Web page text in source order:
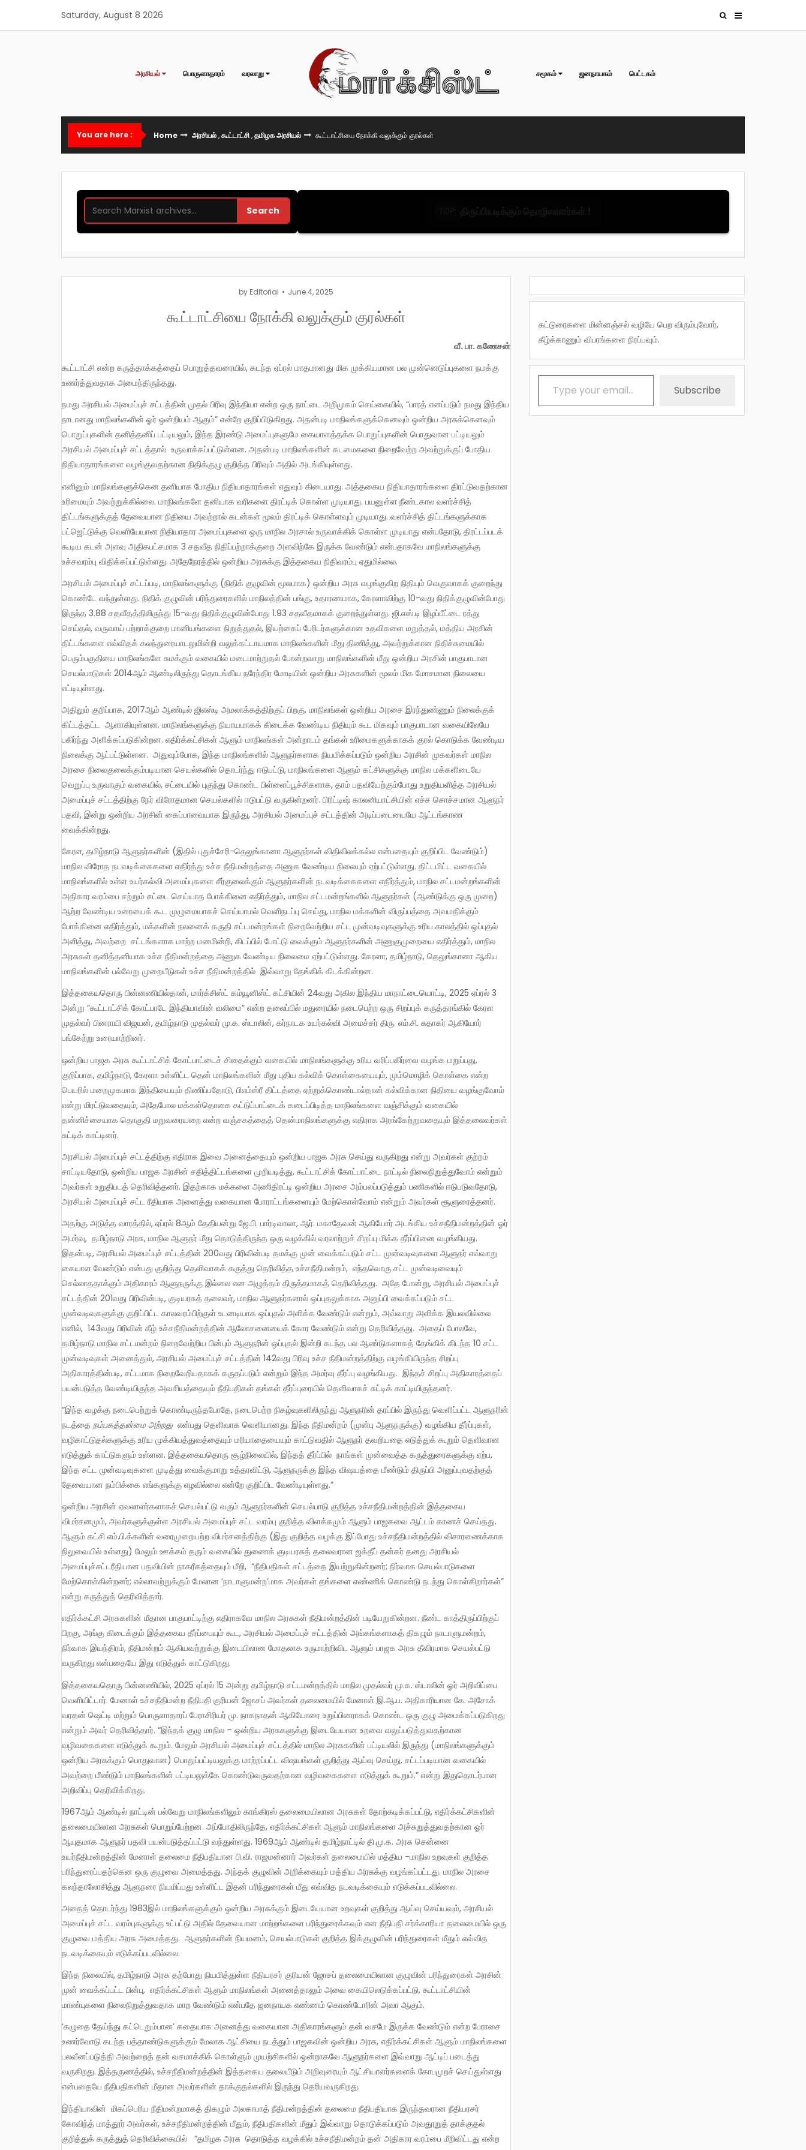
content
Saturday, August 8 2026
அரசியல் பொருளாதாரம் வரலாறு சமூகம் ஜனநாயகம் பெட்டகம்
You are here : Home அரசியல்,கூட்டாட்சி,தமிழக அரசியல் கூட்டாட்சியை நோக்கி வலுக்கும் குரல்கள்
Search
by Editorial June 4, 2025
கூட்டாட்சியை நோக்கி வலுக்கும் குரல்கள்
வீ. பா. கணேசன்
கூட்டாட்சி என்ற கருத்தாக்கத்தைப் பொறுத்தவரையில், கடந்த ஏப்ரல் மாதமானது மிக முக்கியமான பல முன்னெடுப்புகளை நமக்கு
உணர்த்துவதாக அமைந்திருந்தது.
நமது அரசியல் அமைப்புச் சட்டத்தின் முதல் பிரிவு இந்தியா என்ற ஒரு நாட்டை அறிமுகம் செய்கையில், “பாரத் எனப்படும் நமது இந்திய
நாடானது மாநிலங்களின் ஓர் ஒன்றியம் ஆகும்” என்றே குறிப்பிடுகிறது. அதன்படி மாநிலங்களுக்கெனவும் ஒன்றிய அரசுக்கெனவும்
பொறுப்புகளின் தனித்தனிப் பட்டியலும், இந்த இரண்டு அமைப்புகளுமே கையாளத்தக்க பொறுப்புகளின் பொதுவான பட்டியலும்
அரசியல் அமைப்புச் சட்டத்தால் உருவாக்கப்பட்டுள்ளன. அதன்படி மாநிலங்களின் கடமைகளை நிறைவேற்ற அவற்றுக்குப் போதிய
நிதியாதாரங்களை வழங்குவதற்கான நிதிக்குழு குறித்த பிரிவும் அதில் அடங்கியுள்ளது.
எனினும் மாநிலங்களுக்கென தனியாக போதிய நிதியாதாரங்கள் எதுவும் கிடையாது. அத்தகைய நிதியாதாரங்களை திரட்டுவதற்கான
உரிமையும் அவற்றுக்கில்லை. மாநிலங்களே தனியாக வரிகளை திரட்டிக் கொள்ள முடியாது. பயனுள்ள நீண்டகால வளர்ச்சித்
திட்டங்களுக்குத் தேவையான நிதியை அவற்றால் கடன்கள் மூலம் திரட்டிக் கொள்ளவும் முடியாது. வளர்ச்சித் திட்டங்களுக்காக
பட்ஜெட்டுக்கு வெளியேயான நிதியாதார அமைப்புகளை ஒரு மாநில அரசால் உருவாக்கிக் கொள்ள முடியாது என்பதோடு, திரட்டப்படக்
கூடிய கடன் அளவு அதிகபட்சமாக 3 சதவீத நிதிப்பற்றாக்குறை அளவிற்கே இருக்க வேண்டும் என்பதாகவே மாநிலங்களுக்கு
உச்சவரம்பு விதிக்கப்பட்டுள்ளது. அதேநேரத்தில் ஒன்றிய அரசுக்கு இத்தகைய நிதிவரம்பு ஏதுமில்லை.
அரசியல் அமைப்புச் சட்டப்படி, மாநிலங்களுக்கு (நிதிக் குழுவின் மூலமாக) ஒன்றிய அரசு வழங்குகிற நிதியும் வெகுவாகக் குறைந்து
கொண்டே வந்துள்ளது. நிதிக் குழுவின் பரிந்துரைகளில் மாநிலத்தின் பங்கு, உதாரணமாக, கேரளாவிற்கு 10-வது நிதிக்குழுவின்போது
இருந்த 3.88 சதவீதத்திலிருந்து 15-வது நிதிக்குழுவின்போது 1.93 சதவீதமாகக் குறைந்துள்ளது. ஜி.எஸ்.டி இழப்பீட்டை ரத்து
செய்தல், வருவாய் பற்றாக்குறை மானியங்களை நிறுத்துதல், இயற்கைப் பேரிடர்களுக்கான உதவிகளை மறுத்தல், மத்திய அரசின்
திட்டங்களை எவ்விதக் கலந்துரையாடலுமின்றி வலுக்கட்டாயமாக மாநிலங்களின் மீது திணித்து, அவற்றுக்கான நிதிச்சுமையில்
பெரும்பகுதியை மாநிலங்களே சுமக்கும் வகையில் மடைமாற்றுதல் போன்றவாறு மாநிலங்களின் மீது ஒன்றிய அரசின் பாகுபாடான
செயல்பாடுகள் 2014ஆம் ஆண்டிலிருந்து தொடங்கிய நரேந்திர மோடியின் ஒன்றிய அரசுகளின் மூலம் மிக மோசமான நிலையை
எட்டியுள்ளது.
அதிலும் குறிப்பாக, 2017ஆம் ஆண்டில் ஜிஎஸ்டி அமலாக்கத்திற்குப் பிறகு, மாநிலங்கள் ஒன்றிய அரசை இரந்துண்ணும் நிலைக்குக்
கிட்டத்தட்ட ஆளாகியுள்ளன. மாநிலங்களுக்கு நியாயமாகக் கிடைக்க வேண்டிய நிதியும் கூட மிகவும் பாகுபாடான வகையிலேயே
பகிர்ந்து அளிக்கப்படுகின்றன. எதிர்க்கட்சிகள் ஆளும் மாநிலங்கள் அன்றாடம் தங்கள் உரிமைகளுக்காகக் குரல் கொடுக்க வேண்டிய
நிலைக்கு ஆட்பட்டுள்ளன. அதுவும்போக, இந்த மாநிலங்களில் ஆளுநர்களாக நியமிக்கப்படும் ஒன்றிய அரசின் முகவர்கள் மாநில
அரசை நிலைகுலைக்கும்படியான செயல்களில் தொடர்ந்து ஈடுபட்டு, மாநிலங்களை ஆளும் கட்சிகளுக்கு மாநில மக்களிடையே
வெறுப்பு உருவாகும் வகையில், சட்டையில் புகுந்து கொண்ட பிள்ளைப்பூச்சிகளாக, தாம் பதவியேற்கும்போது உறுதியளித்த அரசியல்
அமைப்புச் சட்டத்திற்கு நேர் விரோதமான செயல்களில் ஈடுபட்டு வருகின்றனர். பிரிட்டிஷ் காலனியாட்சியின் எச்ச சொச்சமான ஆளுநர்
பதவி, இன்று ஒன்றிய அரசின் கைப்பாவையாக இருந்து, அரசியல் அமைப்புச் சட்டத்தின் அடிப்படையையே ஆட்டங்காண
வைக்கின்றது.
கேரள, தமிழ்நாடு ஆளுநர்களின் (இதில் புதுச்சேரி-தெலுங்கானா ஆளுநர்கள் விதிவிலக்கல்ல என்பதையும் குறிப்பிட வேண்டும்)
மாநில விரோத நடவடிக்கைகளை எதிர்த்து உச்ச நீதிமன்றத்தை அணுக வேண்டிய நிலையும் ஏற்பட்டுள்ளது. திட்டமிட்ட வகையில்
மாநிலங்களில் உள்ள உயர்கல்வி அமைப்புகளை சீர்குலைக்கும் ஆளுநர்களின் நடவடிக்கைகளை எதிர்த்தும், மாநில சட்டமன்றங்களின்
அதிகார வரம்பை சற்றும் சட்டை செய்யாத போக்கினை எதிர்த்தும், மாநில சட்டமன்றங்களில் ஆளுநர்கள் (ஆண்டுக்கு ஒரு முறை)
ஆற்ற வேண்டிய உரையைக் கூட முழுமையாகச் செய்யாமல் வெளிநடப்பு செய்து, மாநில மக்களின் விருப்பத்தை அவமதிக்கும்
போக்கினை எதிர்த்தும், மக்களின் நலனைக் கருதி சட்டமன்றங்கள் நிறைவேற்றிய சட்ட முன்வடிவுகளுக்கு உரிய காலத்தில் ஒப்புதல்
அளித்து, அவற்றை சட்டங்களாக மாற்ற மனமின்றி, கிடப்பில் போட்டு வைக்கும் ஆளுநர்களின் அணுகுமுறையை எதிர்த்தும், மாநில
அரசுகள் தனித்தனியாக உச்ச நீதிமன்றத்தை அணுக வேண்டிய நிலைமை ஏற்பட்டுள்ளது. கேரளா, தமிழ்நாடு, தெலுங்கானா ஆகிய
மாநிலங்களின் பல்வேறு முறையீடுகள் உச்ச நீதிமன்றத்தில் இவ்வாறு தேங்கிக் கிடக்கின்றன.
இத்தகையதொரு பின்னணியில்தான், மார்க்சிஸ்ட் கம்யூனிஸ்ட் கட்சியின் 24வது அகில இந்திய மாநாட்டையொட்டி, 2025 ஏப்ரல் 3
அன்று “கூட்டாட்சிக் கோட்பாடே இந்தியாவின் வலிமை” என்ற தலைப்பில் மதுரையில் நடைபெற்ற ஒரு சிறப்புக் கருத்தரங்கில் கேரள
முதல்வர் பினராயி விஜயன், தமிழ்நாடு முதல்வர் மு.க. ஸ்டாலின், கர்நாடக உயர்கல்வி அமைச்சர் திரு. எம்.சி. சுதாகர் ஆகியோர்
பங்கேற்று உரையாற்றினர்.
ஒன்றிய பாஜக அரசு கூட்டாட்சிக் கோட்பாட்டைச் சிதைக்கும் வகையில் மாநிலங்களுக்கு உரிய வரிப்பகிர்வை வழங்க மறுப்பது,
குறிப்பாக, தமிழ்நாடு, கேரளா உள்ளிட்ட தென் மாநிலங்களின் மீது புதிய கல்விக் கொள்கையையும், மும்மொழிக் கொள்கை என்ற
பெயரில் மறைமுகமாக இந்தியையும் திணிப்பதோடு, பிஎம்ஸ்ரீ திட்டத்தை ஏற்றுக்கொண்டால்தான் கல்விக்கான நிதியை வழங்குவோம்
என்று மிரட்டுவதையும், அதேபோல மக்கள்தொகை கட்டுப்பாட்டைக் கடைப்பிடித்த மாநிலங்களை வஞ்சிக்கும் வகையில்
தன்னிச்சையாக தொகுதி மறுவரையறை என்ற வஞ்சகத்தைத் தென்மாநிலங்களுக்கு எதிராக அரங்கேற்றுவதையும் இத்தலைவர்கள்
சுட்டிக் காட்டினர்.
அரசியல் அமைப்புச் சட்டத்திற்கு எதிராக இவை அனைத்தையும் ஒன்றிய பாஜக அரசு செய்து வருகிறது என்று அவர்கள் குற்றம்
சாட்டியதோடு, ஒன்றிய பாஜக அரசின் சதித்திட்டங்களை முறியடித்து, கூட்டாட்சிக் கோட்பாட்டை நாட்டில் நிலைநிறுத்துவோம் என்றும்
அவர்கள் உறுதிபடத் தெரிவித்தனர். இதற்காக மக்களை அணிதிரட்டி ஒன்றிய அரசை அம்பலப்படுத்தும் பணிகளில் ஈடுபடுவதோடு,
அரசியல் அமைப்புச் சட்ட ரீதியாக அனைத்து வகையான போராட்டங்களையும் மேற்கொள்வோம் என்றும் அவர்கள் சூளுரைத்தனர்.
அதற்கு அடுத்த வாரத்தில், ஏப்ரல் 8ஆம் தேதியன்று ஜே.பி. பார்டிவாலா, ஆர். மகாதேவன் ஆகியோர் அடங்கிய உச்சநீதிமன்றத்தின் ஓர்
அமர்வு, தமிழ்நாடு அரசு, மாநில ஆளுநர் மீது தொடுத்திருந்த ஒரு வழக்கில் வரலாற்றுச் சிறப்பு மிக்க தீர்ப்பினை வழங்கியது.
இதன்படி, அரசியல் அமைப்புச் சட்டத்தின் 200வது பிரிவின்படி தமக்கு முன் வைக்கப்படும் சட்ட முன்வடிவுகளை ஆளுநர் எவ்வாறு
கையாள வேண்டும் என்பது குறித்து தெளிவாகக் கருத்து தெரிவித்த உச்சநீதிமன்றம், எந்தவொரு சட்ட முன்வடிவையும்
செல்லாததாக்கும் அதிகாரம் ஆளுநருக்கு இல்லை என அழுத்தம் திருத்தமாகத் தெரிவித்தது. அதே போன்று, அரசியல் அமைப்புச்
சட்டத்தின் 201வது பிரிவின்படி, குடியரசுத் தலைவர், மாநில ஆளுநர்களால் ஒப்புதலுக்காக அனுப்பி வைக்கப்படும் சட்ட
முன்வடிவுகளுக்கு குறிப்பிட்ட காலவரம்பிற்குள் உடனடியாக ஒப்புதல் அளிக்க வேண்டும் என்றும், அவ்வாறு அளிக்க இயலவில்லை
எனில், 143வது பிரிவின் கீழ் உச்சநீதிமன்றத்தின் ஆலோசனையைக் கோர வேண்டும் என்று தெரிவித்தது. அதைப் போலவே,
தமிழ்நாடு மாநில சட்டமன்றம் நிறைவேற்றிய பின்பும் ஆளுநரின் ஒப்புதல் இன்றி கடந்த பல ஆண்டுகளாகத் தேங்கிக் கிடந்த 10 சட்ட
முன்வடிவுகள் அனைத்தும், அரசியல் அமைப்புச் சட்டத்தின் 142வது பிரிவு உச்ச நீதிமன்றத்திற்கு வழங்கியிருந்த சிறப்பு
அதிகாரத்தின்படி, சட்டமாக நிறைவேறியதாகக் கருதப்படும் என்றும் இந்த அமர்வு தீர்ப்பு வழங்கியது. இந்தச் சிறப்பு அதிகாரத்தைப்
பயன்படுத்த வேண்டியிருந்த அவசியத்தையும் நீதிபதிகள் தங்கள் தீர்ப்புரையில் தெளிவாகச் சுட்டிக் காட்டியிருந்தனர்.
“இந்த வழக்கு நடைபெற்றுக் கொண்டிருந்தபோதே, நடைபெற்ற நிகழ்வுகளிலிருந்து ஆளுநரின் தரப்பில் இருந்து வெளிப்பட்ட ஆளுநரின்
நடத்தை நம்பகத்தன்மை அற்றதுஎன்பது தெளிவாக வெளியானது. இந்த நீதிமன்றம் (முன்பு ஆளுநருக்கு) வழங்கிய தீர்ப்புகள்,
வழிகாட்டுதல்களுக்கு உரிய முக்கியத்துவத்தையும் மரியாதையையும் காட்டுவதில் ஆளுநர் தவறியதை எடுத்துக் கூறும் தெளிவான
எடுத்துக் காட்டுகளும் உள்ளன. இத்தகையதொரு சூழ்நிலையில், இந்தத் தீர்ப்பில் நாங்கள் முன்வைத்த கருத்துரைகளுக்கு ஏற்ப,
இந்த சட்ட முன்வடிவுகளை முடித்து வைக்குமாறு உத்தரவிட்டு, ஆளுநருக்கு இந்த விஷயத்தை மீண்டும் திருப்பி அனுப்புவதற்குத்
தேவையான நம்பிக்கை எங்களுக்கு எழவில்லை என்றே குறிப்பிட வேண்டியுள்ளது.”
ஒன்றிய அரசின் ஏவலாளர்களாகச் செயல்பட்டு வரும் ஆளுநர்களின் செயல்பாடு குறித்த உச்சநீதிமன்றத்தின் இத்தகைய
விமர்சனமும், அவர்களுக்குள்ள அரசியல் அமைப்புச் சட்ட வரம்பு குறித்த விளக்கமும் ஆளும் பாஜகவை ஆட்டம் காணச் செய்தது.
ஆளும் கட்சி எம்.பி.க்களின் வரைமுறையற்ற விமர்சனத்திற்கு (இது குறித்த வழக்கு இப்போது உச்சநீதிமன்றத்தில் விசாரணைக்காக
நிலுவையில் உள்ளது) மேலும் ஊக்கம் தரும் வகையில் துணைக் குடியரசுத் தலைவரான ஜக்தீப் தன்கர் தனது அரசியல்
அமைப்புச்சட்டரீதியான பதவியின் நாகரீகத்தையும் மீறி, “நீதிபதிகள் சட்டத்தை இயற்றுகின்றனர்; நிர்வாக செயல்பாடுகளை
மேற்கொள்கின்றனர்; எல்லாவற்றுக்கும் மேலான ‘நாடாளுமன்ற’மாக அவர்கள் தங்களை எண்ணிக் கொண்டு நடந்து கொள்கிறார்கள்”
என்று கருத்துத் தெரிவித்தார்.
எதிர்க்கட்சி அரசுகளின் மீதான பாகுபாட்டிற்கு எதிராகவே மாநில அரசுகள் நீதிமன்றத்தின் படியேறுகின்றன. நீண்ட காத்திருப்பிற்குப்
பிறகு, அங்கு கிடைக்கும் இத்தகைய தீர்ப்பையும் கூட, அரசியல் அமைப்புச் சட்டத்தின் அங்கங்களாகத் திகழும் நாடாளுமன்றம்,
நிர்வாக இயந்திரம், நீதிமன்றம் ஆகியவற்றுக்கு இடையிலான மோதலாக உருமாற்றிவிட ஆளும் பாஜக அரசு தீவிரமாக செயல்பட்டு
வருகிறது என்பதையே இது எடுத்துக் காட்டுகிறது.
இத்தகையதொரு பின்னணியில், 2025 ஏப்ரல் 15 அன்று தமிழ்நாடு சட்டமன்றத்தில் மாநில முதல்வர் மு.க. ஸ்டாலின் ஓர் அறிவிப்பை
வெளியிட்டார். மேனாள் உச்சநீதிமன்ற நீதிபதி குரியன் ஜோசப் அவர்கள் தலைமையில் மேனாள் இ.ஆ.ப. அதிகாரியான கே. அசோக்
வரதன் ஷெட்டி மற்றும் பொருளாதாரப் பேராசிரியர் மு. நாகநாதன் ஆகியோரை உறுப்பினராகக் கொண்ட ஒரு குழு அமைக்கப்படுகிறது
என்றும் அவர் தெரிவித்தார். “இந்தக் குழு மாநில – ஒன்றிய அரசுகளுக்கு இடையேயான உறவை வலுப்படுத்துவதற்கான
வழிவகைகளை எடுத்துக் கூறும். மேலும் அரசியல் அமைப்புச் சட்டத்தில் மாநில அரசுகளின் பட்டியலில் இருந்து (மாநிலங்களுக்கும்
ஒன்றிய அரசுக்கும் பொதுவான) பொதுப்பட்டியலுக்கு மாற்றப்பட்ட விஷயங்கள் குறித்து ஆய்வு செய்து, சட்டப்படியான வகையில்
அவற்றை மீண்டும் மாநிலங்களின் பட்டியலுக்கே கொண்டுவருவதற்கான வழிவகைகளை எடுத்துக் கூறும்.” என்று இதுதொடர்பான
அறிவிப்பு தெரிவிக்கிறது.
1967ஆம் ஆண்டில் நாட்டின் பல்வேறு மாநிலங்களிலும் காங்கிரஸ் தலைமையிலான அரசுகள் தோற்கடிக்கப்பட்டு, எதிர்க்கட்சிகளின்
தலைமையிலான அரசுகள் பொறுப்பேற்றன. அப்போதிலிருந்தே, எதிர்க்கட்சிகள் ஆளும் மாநிலங்களை அச்சுறுத்துவதற்கான ஓர்
ஆயுதமாக ஆளுநர் பதவி பயன்படுத்தப்பட்டு வந்துள்ளது. 1969ஆம் ஆண்டில் தமிழ்நாட்டில் தி.மு.க. அரசு சென்னை
உயர்நீதிமன்றத்தின் மேனாள் தலைமை நீதிபதியான பி.வி. ராஜமன்னார் அவர்கள் தலைமையில் மத்திய -மாநில உறவுகள் குறித்த
பரிந்துரைப்பதற்கென ஒரு குழுவை அமைத்தது. அந்தக் குழுவின் அறிக்கையும் மத்திய அரசுக்கு வழங்கப்பட்டது. மாநில அரசை
கலந்தாலோசித்து ஆளுநரை நியமிப்பது உள்ளிட்ட இதன் பரிந்துரைகள் மீது எவ்வித நடவடிக்கையும் எடுக்கப்படவில்லை.
அதைத் தொடர்ந்து 1983இல் மாநிலங்களுக்கும் ஒன்றிய அரசுக்கும் இடையேயான உறவுகள் குறித்து ஆய்வு செய்யவும், அரசியல்
அமைப்புச் சட்ட வரம்புகளுக்கு உட்பட்டு அதில் தேவையான மாற்றங்களை பரிந்துரைக்கவும் என நீதிபதி சர்க்காரியா தலைமையில் ஒரு
குழுவை மத்திய அரசு அமைத்தது. ஆளுநர்களின் நியமனம், செயல்பாடுகள் குறித்த இக்குழுவின் பரிந்துரைகள் மீதும் எவ்வித
நடவடிக்கையும் எடுக்கப்படவில்லை.
இந்த நிலையில், தமிழ்நாடு அரசு தற்போது நியமித்துள்ள நீதியரசர் குரியன் ஜோசப் தலைமையிலான குழுவின் பரிந்துரைகள் அரசின்
முன் வைக்கப்பட்ட பின்பு, எதிர்க்கட்சிகள் ஆளும் மாநிலங்கள் அனைத்தாலும் அவை கையிலெடுக்கப்பட்டு, கூட்டாட்சியின்
மாண்புகளை நிலைநிறுத்துவதாக மாற வேண்டும் என்பதே ஜனநாயக எண்ணம் கொண்டோரின் அவா ஆகும்.
‘கழுதை தேய்ந்து கட்டெறும்பான’ கதையாக அனைத்து வகையான அதிகாரங்களும் தன் வசமே இருக்க வேண்டும் என்ற பேராசை
உணர்வோடு கடந்த பத்தாண்டுகளுக்கும் மேலாக ஆட்சியை நடத்தும் பாஜகவின் ஒன்றிய அரசு, எதிர்க்கட்சிகள் ஆளும் மாநிலங்களை
பலவீனப்படுத்தி அவற்றைத் தன் வசமாக்கிக் கொள்ளும் முயற்சிகளில் ஒன்றாகவே ஆளுநர்களை இவ்வாறு ஆட்டிப் படைத்து
வருகிறது. இத்தருணத்தில், உச்சநீதிமன்றத்தின் இத்தகைய தலையீடும் அறிவுரையும் ஆட்சியாளர்களைக் கோபமுறச் செய்துள்ளது
என்பதையே நீதிபதிகளின் மீதான அவர்களின் தாக்குதல்களில் இருந்து தெரியவருகிறது.
இந்தியாவின் மிகப்பெரிய நீதிமன்றமாகத் திகழும் அலகாபாத் நீதிமன்றத்தின் தலைமை நீதிபதியாக இருந்தவரான நீதியரசர்
கோவிந்த் மாத்தூர் அவர்கள், உச்சநீதிமன்றத்தின் மீதும், நீதிபதிகளின் மீதும் இவ்வாறு தொடுக்கப்படும் அவதூறுத் தாக்குதல்
குறித்துக் கருத்துத் தெரிவிக்கையில் “தமிழக அரசு தொடுத்த வழக்கில் உச்சநீதிமன்றம் தன் அதிகார வரம்பை மீறிவிட்டது என்ற
கட்டுரைகளை மின்னஞ்சல் வழியே பெற விரும்புவோர்,
கீழ்க்காணும் விபரங்களை நிரப்பவும்.
Type your email…
Subscribe